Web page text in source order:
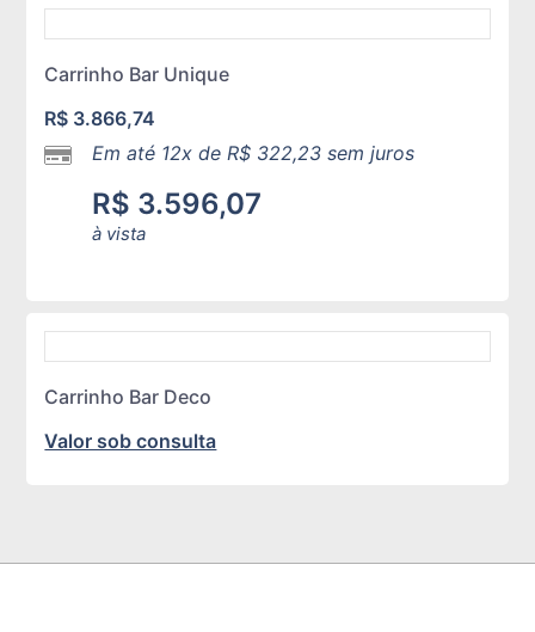
Carrinho Bar Unique
R$ 3.866,74
Em até 12x deR$ 322,23 sem juros
R$ 3.596,07
à vista
Carrinho Bar Deco
Valor sob consulta